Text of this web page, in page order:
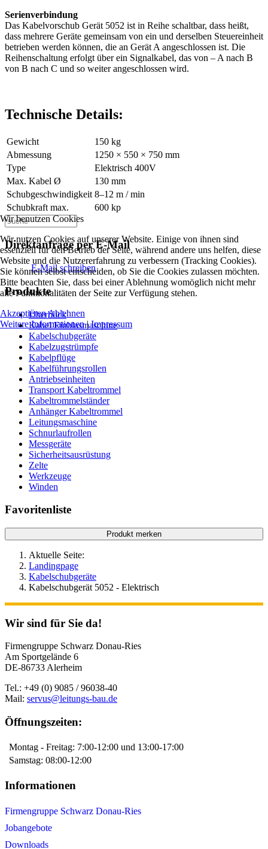
Serienverbindung
Das Kabelvorschub Gerät 5052 ist in Reihe schaltbar, dass heißt,
dass mehrere Geräte gemeinsam von ein und derselben Steuereinheit
betrieben werden können, die an Gerät A angeschlossen ist. Die
Reihenschaltung erfolgt über ein Signalkabel, das von – A nach B
von B nach C und so weiter angeschlossen wird.
Technische Details:
Gewicht
150 kg
Abmessung
1250 × 550 × 750 mm
Type
Elektrisch 400V
Max. Kabel Ø
130 mm
Schubgeschwindigkeit 8–12 m / min
Schubkraft max.
600 kp
Direktanfrage per E-Mail
E-Mail schreiben
Produkte
Überblick
Kabel Einblasmaschine
Kabelschubgeräte
Kabelzugstrümpfe
Kabelpflüge
Kabelführungsrollen
Antriebseinheiten
Transport Kabeltrommel
Kabeltrommelständer
Anhänger Kabeltrommel
Leitungsmaschine
Schnurlaufrollen
Messgeräte
Sicherheitsausrüstung
Zelte
Werkzeuge
Winden
Favoritenliste
Produkt merken
Aktuelle Seite:
Landingpage
Kabelschubgeräte
Kabelschubgerät 5052 - Elektrisch
Wir sind für Sie da!
Firmengruppe Schwarz Donau-Ries
Am Sportgelände 6
DE-86733 Alerheim
Tel.: +49 (0) 9085 / 96038-40
Mail: servus@leitungs-bau.de
Öffnungszeiten:
Montag - Freitag: 7:00-12:00 und 13:00-17:00
Samstag: 08:00-12:00
Informationen
Firmengruppe Schwarz Donau-Ries
Jobangebote
Downloads
Wir benutzen Cookies
Wir nutzen Cookies auf unserer Website. Einige von ihnen sind
essenziell für den Betrieb der Seite, während andere uns helfen, diese
Website und die Nutzererfahrung zu verbessern (Tracking Cookies).
Sie können selbst entscheiden, ob Sie die Cookies zulassen möchten.
Bitte beachten Sie, dass bei einer Ablehnung womöglich nicht mehr
alle Funktionalitäten der Seite zur Verfügung stehen.
AkzeptierenAblehnen
Weitere Informationen|Impressum